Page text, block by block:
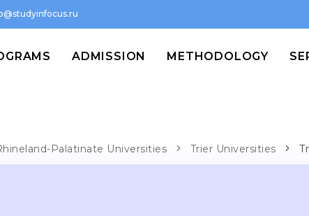
ADMISSION METHODOLOGY
Palatinate Universities Trier Universities